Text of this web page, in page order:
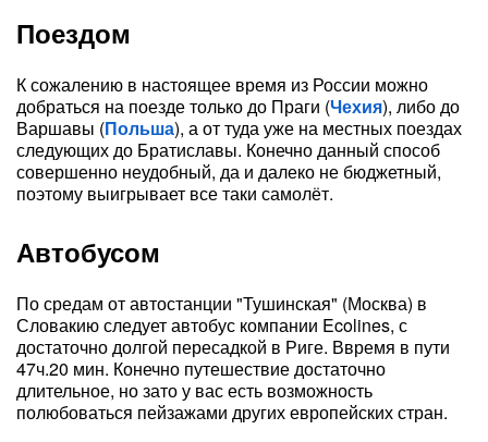
Поездом
К сожалению в настоящее время из России можно
добраться на поезде только до Праги (Чехия), либо до
Варшавы (Польша), а от туда уже на местных поездах
следующих до Братиславы. Конечно данный способ
совершенно неудобный, да и далеко не бюджетный,
поэтому выигрывает все таки самолёт.
Автобусом
По средам от автостанции "Тушинская" (Москва) в
Словакию следует автобус компании Ecolines, с
достаточно долгой пересадкой в Риге. Ввремя в пути
47ч.20 мин. Конечно путешествие достаточно
длительное, но зато у вас есть возможность
полюбоваться пейзажами других европейских стран.